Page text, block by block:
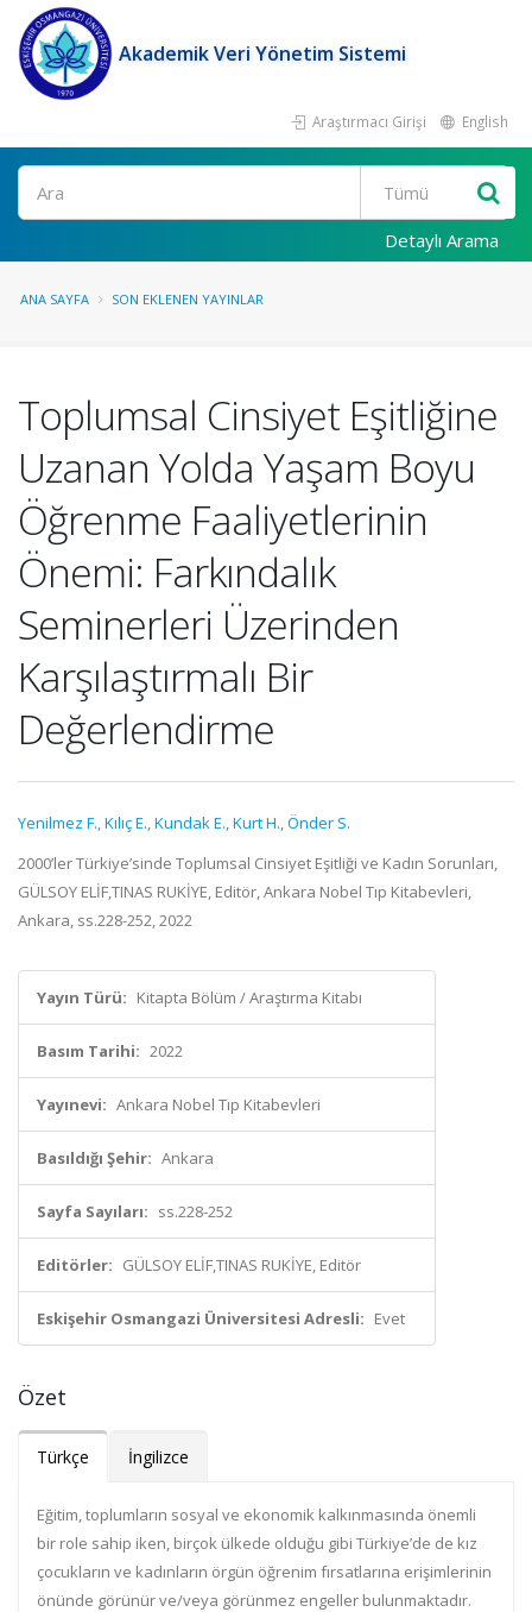
Akademik Veri Yönetim Sistemi
Araştırmacı Girişi English
Ara
Detaylı Arama
ANA SAYFA SON EKLENEN YAYINLAR
Toplumsal Cinsiyet Eşitliğine
Uzanan Yolda Yaşam Boyu
Öğrenme Faaliyetlerinin
Önemi: Farkındalık
Seminerleri Üzerinden
Karşılaştırmalı Bir
Değerlendirme
Yenilmez F.,Kılıç E.,Kundak E.,Kurt H.,Önder S.
2000’ler Türkiye’sinde Toplumsal Cinsiyet Eşitliği ve Kadın Sorunları,
GÜLSOY ELİF,TINAS RUKİYE, Editör, Ankara Nobel Tıp Kitabevleri,
Ankara, ss.228-252, 2022
Yayın Türü: Kitapta Bölüm / Araştırma Kitabı
Basım Tarihi: 2022
Yayınevi: Ankara Nobel Tıp Kitabevleri
Basıldığı Şehir: Ankara
Sayfa Sayıları: ss.228-252
Editörler: GÜLSOY ELİF,TINAS RUKİYE, Editör
Eskişehir Osmangazi Üniversitesi Adresli: Evet
Özet
Türkçe İngilizce
Eğitim, toplumların sosyal ve ekonomik kalkınmasında önemli
bir role sahip iken, birçok ülkede olduğu gibi Türkiye’de de kız
çocukların ve kadınların örgün öğrenim fırsatlarına erişimlerinin
önünde görünür ve/veya görünmez engeller bulunmaktadır.